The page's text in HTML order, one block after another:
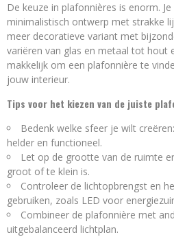
De keuze in plafonnières is enorm.
minimalistisch ontwerp met strakke
meer decoratieve variant met
variëren van glas en metaal tot hout
makkelijk om een plafonnière te
jouw interieur.
Tips voor het kiezen van de juiste
Bedenk welke sfeer je wilt
helder en functioneel.
Let op de grootte van de ruimte
groot of te klein is.
Controleer de lichtopbrengst en
gebruiken, zoals LED voor
Combineer de plafonnière met
uitgebalanceerd lichtplan.